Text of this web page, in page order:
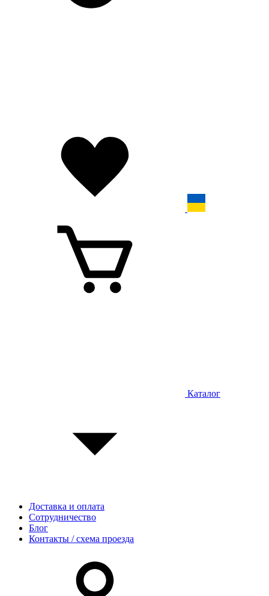
Каталог
Доставка и оплата
Сотрудничество
Блог
Контакты / схема проезда